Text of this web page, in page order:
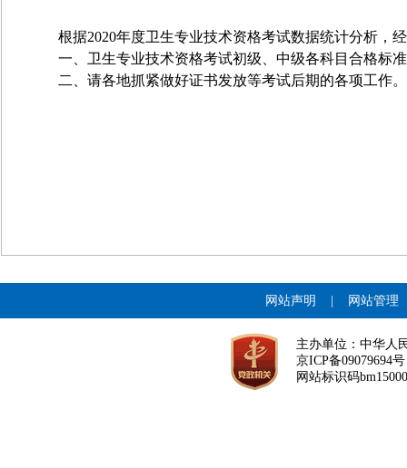
根据2020年度卫生专业技术资格考试数据统计分析，
一、卫生专业技术资格考试初级、中级各科目合格标
二、请各地抓紧做好证书发放等考试后期的各项工作。